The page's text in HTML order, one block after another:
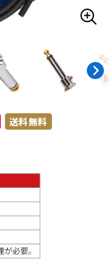
DTM
レコーディング機器
楽器アクセサリ
送料無料